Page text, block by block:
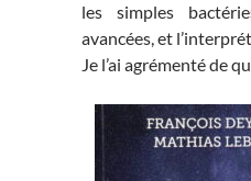
les simples
avancées, et
Je l’ai agrémenté de